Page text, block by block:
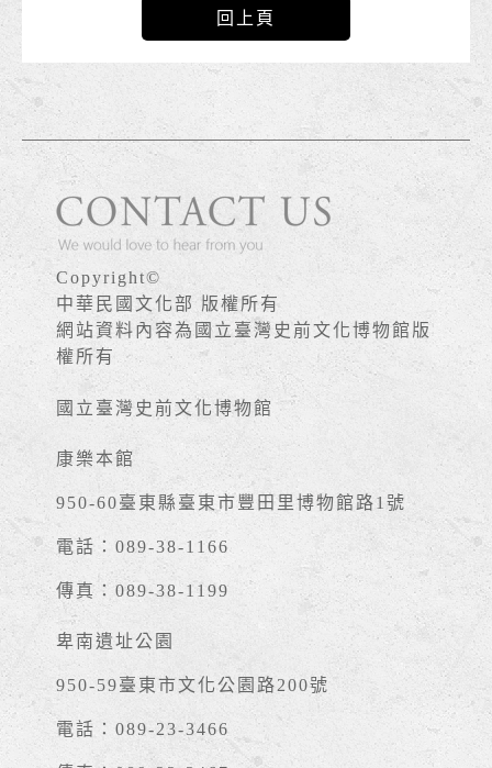
回上頁
Copyright©
中華民國文化部 版權所有
網站資料內容為國立臺灣史前文化博物館版
權所有
國立臺灣史前文化博物館
康樂本館
950-60臺東縣臺東市豐田里博物館路1號
電話：089-38-1166
傳真：089-38-1199
卑南遺址公園
950-59臺東市文化公園路200號
電話：089-23-3466